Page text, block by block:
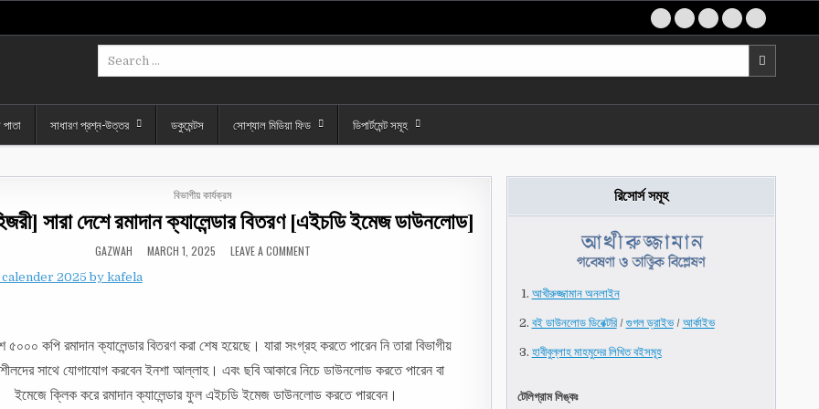
সাধারণ প্রশ্ন-উত্তর ডকুমেন্টস সোশ্যাল মিডিয়া ফিড ডিপার্টমেন্ট সমূহ
POSTED
IN
বিভাগীয় কার্যক্রম
সারা দেশে রমাদান ক্যালেন্ডার বিতরণ [এইচডি ইমেজ ডাউনলোড]
GAZWAH MARCH 1, 2025 LEAVE A COMMENTON
ইমেজ
৫০০০ কপি রমাদান ক্যালেন্ডার বিতরণ করা শেষ হয়েছে। যারা সংগ্রহ করতে পারেন নি তারা বিভাগীয়
সাথে যোগাযোগ করবেন ইনশা আল্লাহ। এবং ছবি আকারে নিচে ডাউনলোড করতে পারেন বা
ইমেজে ক্লিক করে রমাদান ক্যালেন্ডার ফুল এইচডি ইমেজ ডাউনলোড করতে পারবেন।
রিসোর্স সমূহ
আখীরুজ্জামান অনলাইন
বই ডাউনলোড ডিরেক্টরি/ গুগল ড্রাইভ/ আর্কাইভ
হাবীবুল্লাহ মাহমুদের লিখিত বইসমূহ
টেলিগ্রাম লিঙ্কঃ